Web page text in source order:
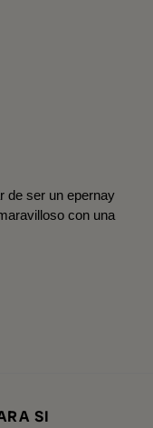
de ser un epernay
con una
SI